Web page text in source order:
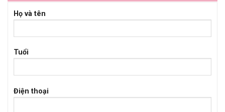
Họ và tên
Tuổi
Điện thoại